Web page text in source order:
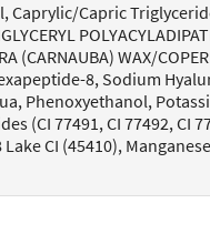
Caprylic/Capric
(CARNAUBA) WAX/
8, Sodium
Phenoxyethanol,
(CI 77491, CI 77492, CI
CI (45410),